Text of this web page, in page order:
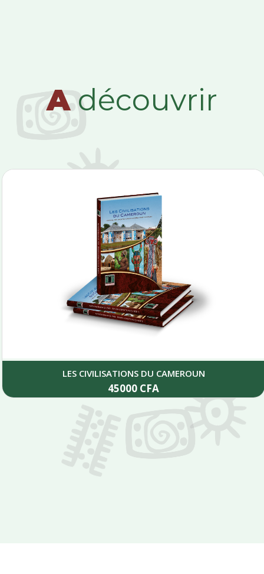
Adécouvrir
LES CIVILISATIONS DU CAMEROUN
45000 CFA